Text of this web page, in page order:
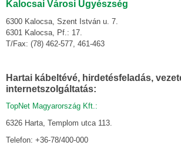
Kalocsai Városi Ügyészség
6300 Kalocsa, Szent István u. 7.
6301 Kalocsa, Pf.: 17.
T/Fax: (78) 462-577, 461-463
Hartai kábeltévé, hirdetésfeladás,
internetszolgáltatás:
TopNet Magyarország Kft.:
6326 Harta, Templom utca 113.
Telefon: +36-78/400-000